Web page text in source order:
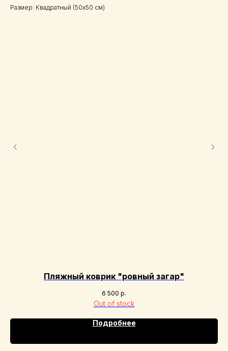
Размер: Квадратный (50х50 см)
Пляжный коврик "ровный загар"
6 500 р.
Out of stock
Подробнее